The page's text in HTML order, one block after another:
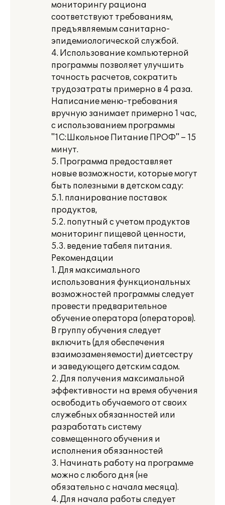
мониторингу рациона
соответствуют требованиям,
предъявляемым санитарно-
эпидемиологической службой.
4. Использование компьютерной
программы позволяет улучшить
точность расчетов, сократить
трудозатраты примерно в 4 раза.
Написание меню-требования
вручную занимает примерно 1 час,
с использованием программы
"1С:Школьное Питание ПРОФ" – 15
минут.
5. Программа предоставляет
новые возможности, которые могут
быть полезными в детском саду:
5.1. планирование поставок
продуктов,
5.2. попутный с учетом продуктов
мониторинг пищевой ценности,
5.3. ведение табеля питания.
Рекомендации
1. Для максимального
использования функциональных
возможностей программы следует
провести предварительное
обучение оператора (операторов).
В группу обучения следует
включить (для обеспечения
взаимозаменяемости) диетсестру
и заведующего детским садом.
2. Для получения максимальной
эффективности на время обучения
освободить обучаемого от своих
служебных обязанностей или
разработать систему
совмещенного обучения и
исполнения обязанностей
3. Начинать работу на программе
можно с любого дня (не
обязательно с начала месяца).
4. Для начала работы следует